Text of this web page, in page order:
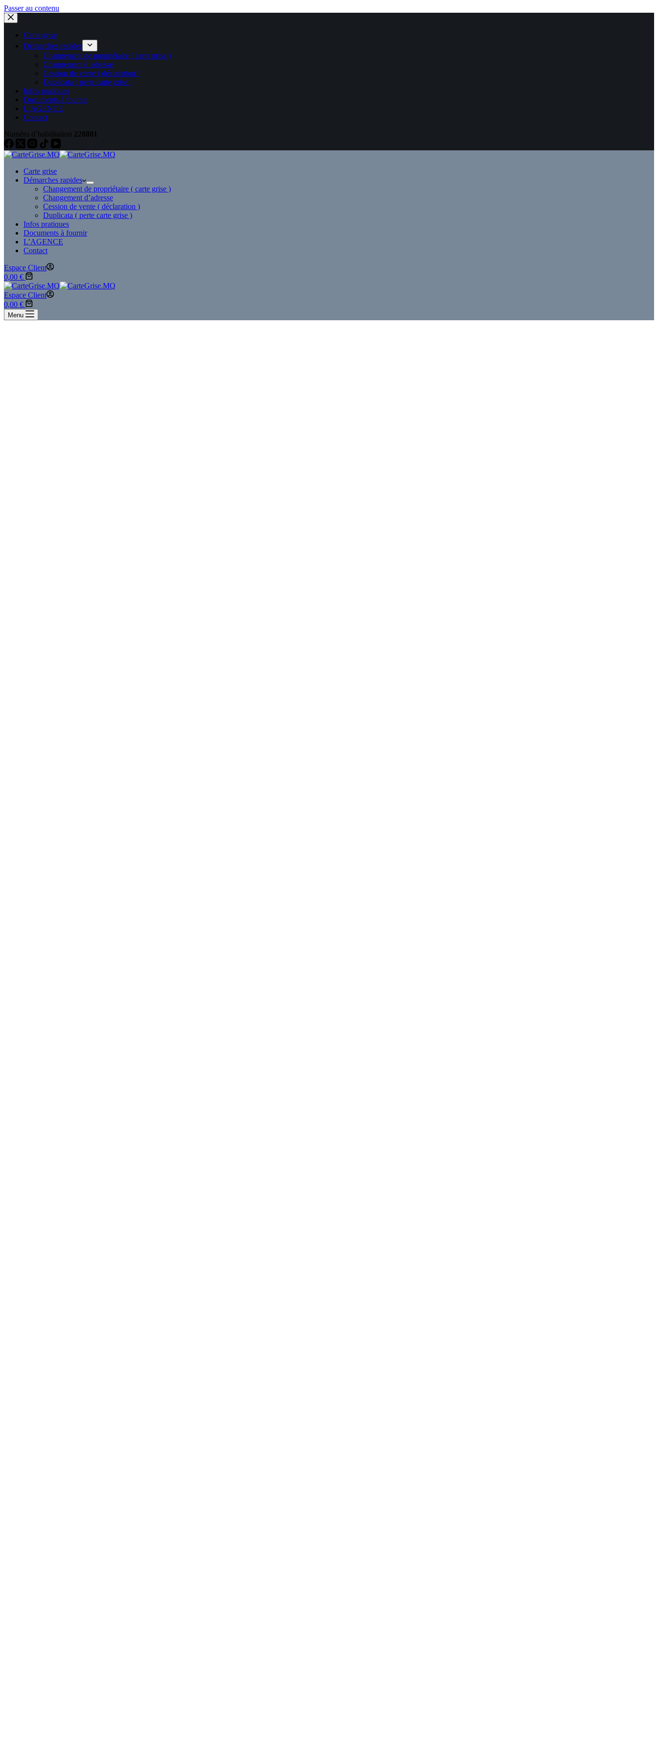
Passer au contenu
Carte grise
Démarches rapides
Changement de propriétaire ( carte grise )
Changement d’adresse
Cession de vente ( déclaration )
Duplicata ( perte carte grise )
Infos pratiques
Documents à fournir
L’AGENCE
Contact
Numéro d’habilitation 228881
Carte grise
Démarches rapides
Changement de propriétaire ( carte grise )
Changement d’adresse
Cession de vente ( déclaration )
Duplicata ( perte carte grise )
Infos pratiques
Documents à fournir
L’AGENCE
Contact
Espace Client
0,00 €
Espace Client
0,00 €
Menu